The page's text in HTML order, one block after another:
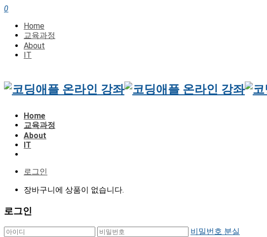
0
Home
교육과정
About
IT
Home
교육과정
About
IT
로그인
장바구니에 상품이 없습니다.
로그인
비밀번호 분실